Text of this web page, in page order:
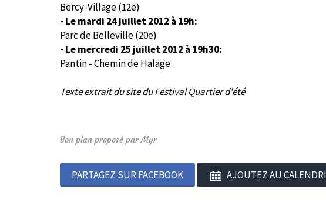
Bercy-Village (12e)
- Le mardi 24 juillet 2012 à 19h:
Parc de Belleville (20e)
- Le mercredi 25 juillet 2012 à 19h30:
Pantin - Chemin de Halage
Texte extrait du site du Festival Quartier d'été
Bon plan proposé par Myr
PARTAGEZ SUR FACEBOOK AJOUTEZ AU